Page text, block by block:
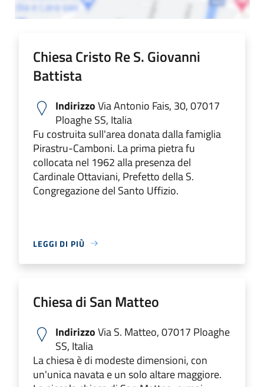
Chiesa Cristo Re S. Giovanni
Battista
IndirizzoVia Antonio Fais, 30, 07017
Ploaghe SS, Italia
Fu costruita sull'area donata dalla famiglia
Pirastru-Camboni. La prima pietra fu
collocata nel 1962 alla presenza del
Cardinale Ottaviani, Prefetto della S.
Congregazione del Santo Uffizio.
LEGGI DI PIÙ
Chiesa di San Matteo
IndirizzoVia S. Matteo, 07017 Ploaghe
SS, Italia
La chiesa è di modeste dimensioni, con
un'unica navata e un solo altare maggiore.